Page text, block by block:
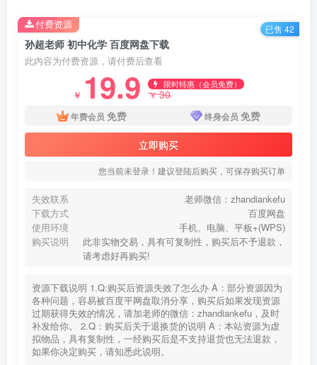
孙超老师 初中化学 百度网盘下载
此内容为付费资源，请付费后查看
￥ 19.9 限时特惠（会员免费）
￥30
年费会员 免费 终身会员 免费
立即购买
您当前未登录！建议登陆后购买，可保存购买订单
失效联系
老师微信：zhandiankefu
下载方式
百度网盘
使用环境
手机、电脑、平板+(WPS)
购买说明
此非实物交易，具有可复制性，购买后不予退款，
请考虑好再购买!
资源下载说明 1.Q:购买后资源失效了怎么办 A：部分资源因为
各种问题，容易被百度平网盘取消分享，购买后如果发现资源
过期获得失效的情况，请加老师的微信：zhandiankefu，及时
补发给你。 2.Q：购买后关于退换货的说明 A：本站资源为虚
拟物品，具有复制性，一经购买后是不支持退货也无法退款，
如果你决定购买，请知悉此说明。
付费资源 已售 42